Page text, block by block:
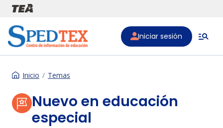
Pasar al contenido principal
Iniciar sesión
Inicio Temas
Nuevo en educación
especial